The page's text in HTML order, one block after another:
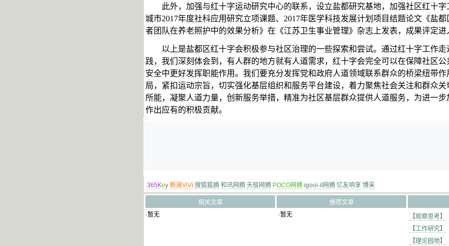
此外，加强与红十字运动研究中心的联系，设立盐都研究基地，加强社区红十
城市2017年度社科应用研究立项课题、2017年医学科技发展计划项目结题论文《盐
者团队在养老照护中的效果分析》在《江苏卫生事业管理》杂志上发表，成果评定进
以上是盐都区红十字会积极参与社区治理的一些探索和尝试。通过红十字工作
践，我们深刻体会到，有人群的地方就有人道需求，红十字会完全可以在保障社区
安全中更好发挥职能作用。我们要充分发挥党和政府人道领域联系群众的桥梁纽带
局，紧扣运动宗旨，切实强化基层组织和服务平台建设，着力聚焦社会关注和群众
所能，凝聚人道力量，创新服务举措，精准为社区基层群众提供人道服务，为进一
作出应有的积极贡献。
365Key 新浪ViVi 搜狐狐摘 和讯网摘 天极网摘 POCO网摘 igooi-it网摘 亿友响享 博采
相关文章 推荐文章
·暂无
·暂无
【观察思考】
【工作研究】
【理论园地】